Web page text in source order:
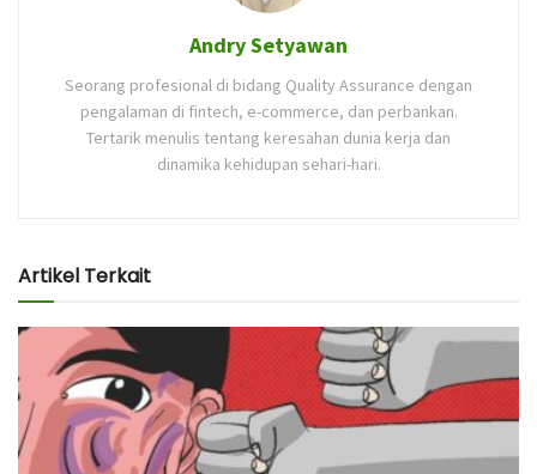
Andry Setyawan
Seorang profesional di bidang Quality Assurance dengan
pengalaman di fintech, e-commerce, dan perbankan.
Tertarik menulis tentang keresahan dunia kerja dan
dinamika kehidupan sehari-hari.
Artikel Terkait